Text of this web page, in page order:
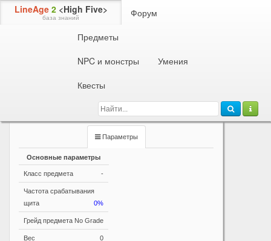
LineAge 2 <High Five>
база знаний
Форум
Предметы
NPC и монстры
Умения
Квесты
Информация о предмете
раза по предмету, чтобы получить Часть Кубика Руды.
только один раз в день.)
Параметры
Основные параметры
Класс предмета -
Частота срабатывания
щита
0%
Грейд предмета No Grade
Вес 0